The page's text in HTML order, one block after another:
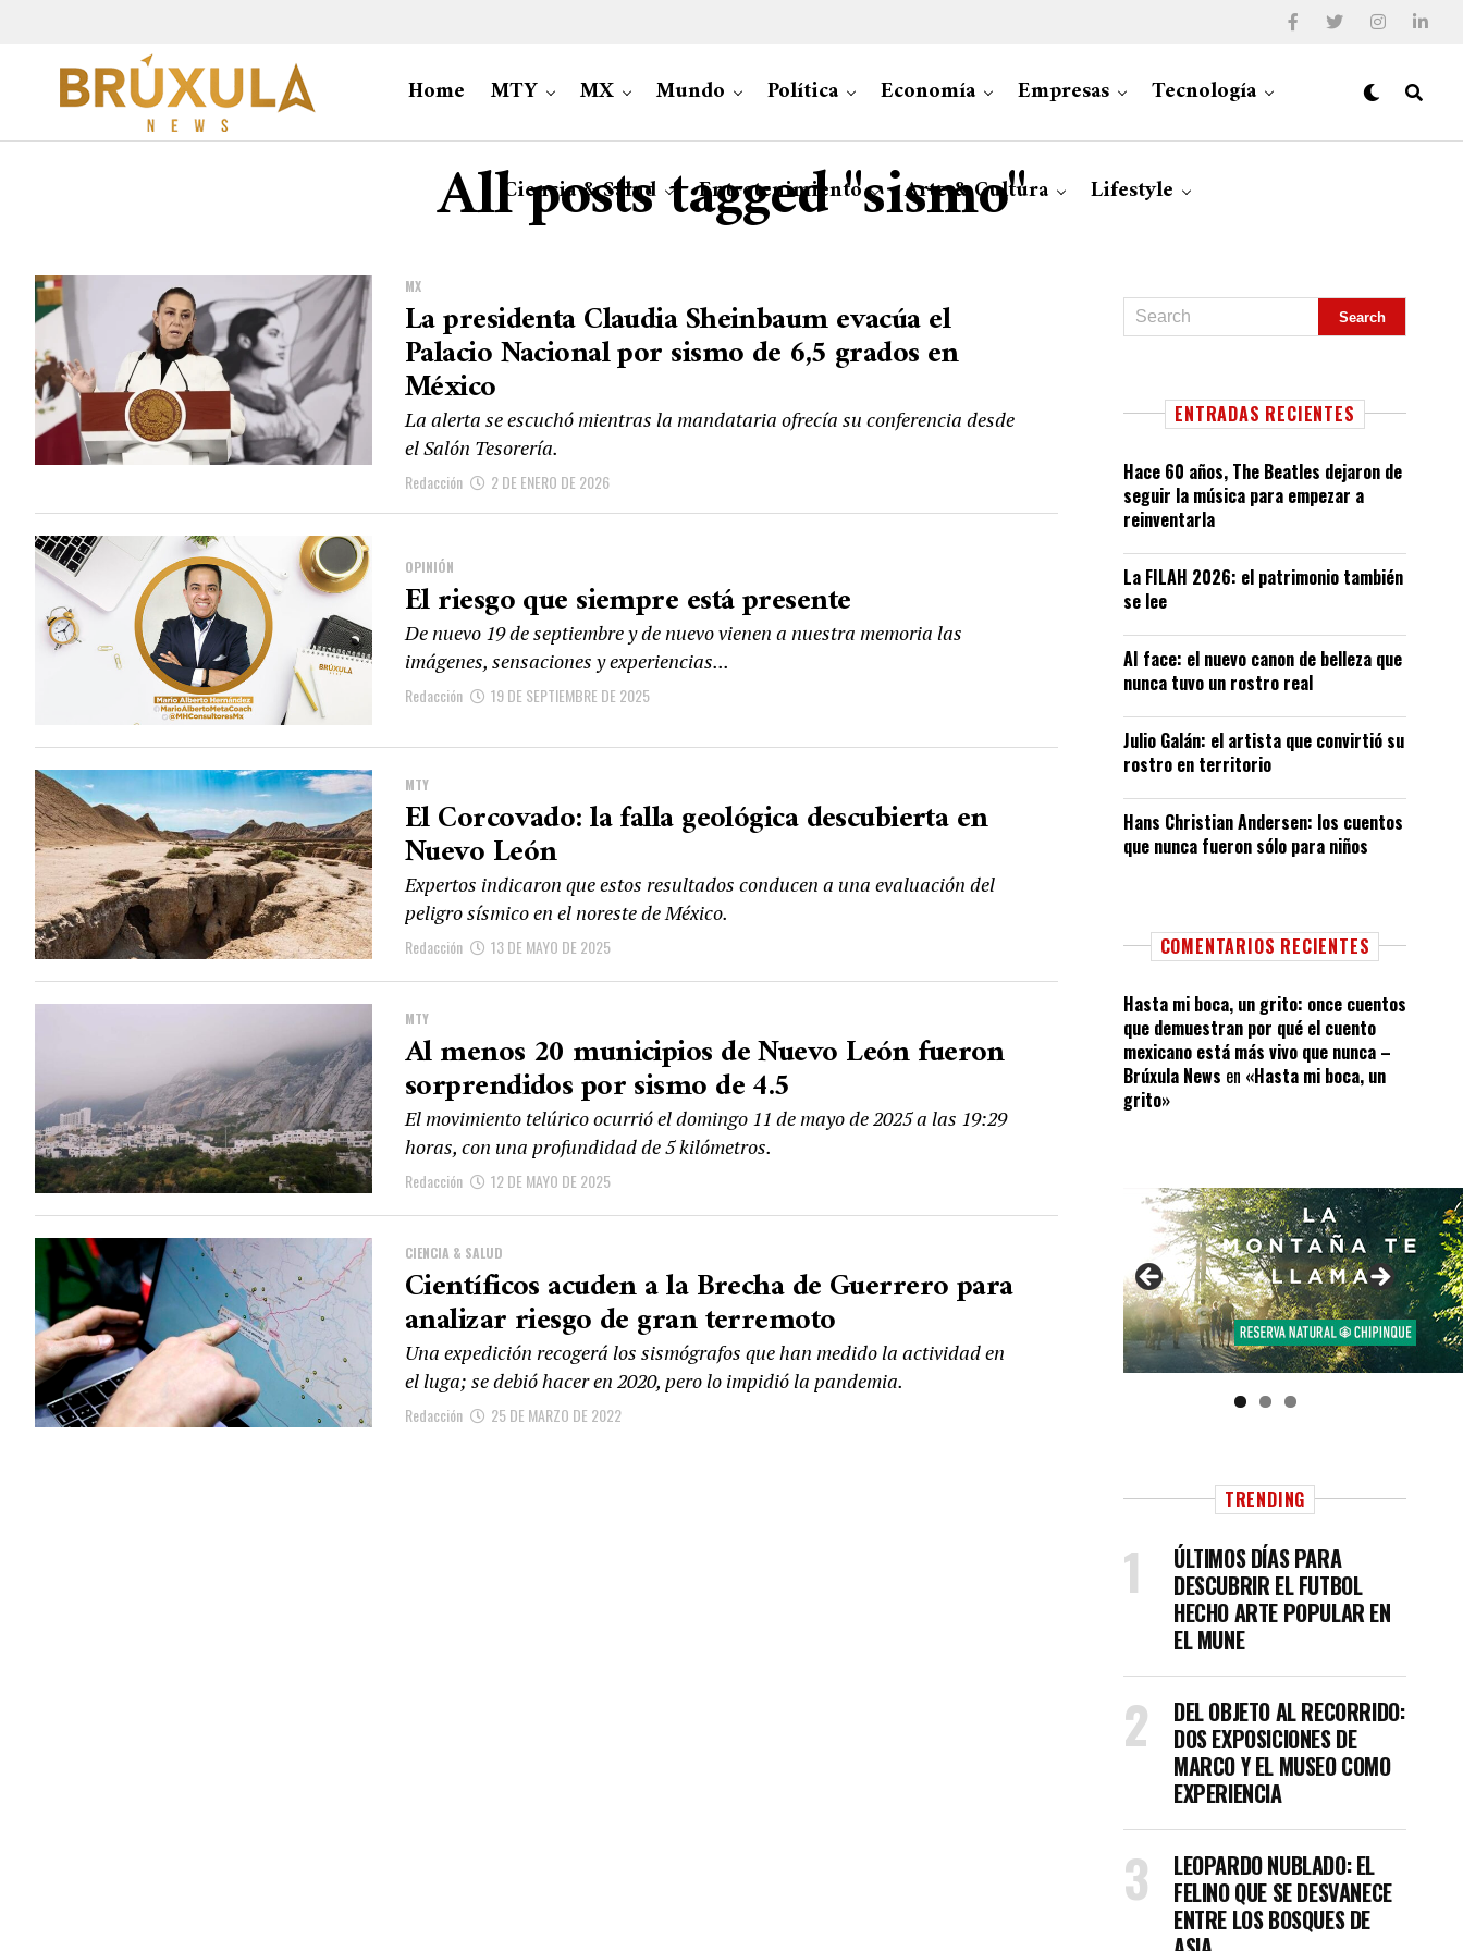
Home MTY MX Mundo Política Economía Empresas Tecnología
Ciencia & Salud Entretenimiento Arte & Cultura Lifestyle
All posts tagged "sismo"
MX
La presidenta Claudia Sheinbaum evacúa el
Palacio Nacional por sismo de 6,5 grados en
México
La alerta se escuchó mientras la mandataria ofrecía su conferencia desde
el Salón Tesorería.
Redacción 2 DE ENERO DE 2026
OPINIÓN
El riesgo que siempre está presente
De nuevo 19 de septiembre y de nuevo vienen a nuestra memoria las
imágenes, sensaciones y experiencias...
Redacción 19 DE SEPTIEMBRE DE 2025
MTY
El Corcovado: la falla geológica descubierta en
Nuevo León
Expertos indicaron que estos resultados conducen a una evaluación del
peligro sísmico en el noreste de México.
Redacción 13 DE MAYO DE 2025
MTY
Al menos 20 municipios de Nuevo León fueron
sorprendidos por sismo de 4.5
El movimiento telúrico ocurrió el domingo 11 de mayo de 2025 a las 19:29
horas, con una profundidad de 5 kilómetros.
Redacción 12 DE MAYO DE 2025
CIENCIA & SALUD
Científicos acuden a la Brecha de Guerrero para
analizar riesgo de gran terremoto
Una expedición recogerá los sismógrafos que han medido la actividad en
el luga; se debió hacer en 2020, pero lo impidió la pandemia.
Redacción 25 DE MARZO DE 2022
ENTRADAS RECIENTES
Hace 60 años, The Beatles dejaron de
seguir la música para empezar a
reinventarla
La FILAH 2026: el patrimonio también
se lee
AI face: el nuevo canon de belleza que
nunca tuvo un rostro real
Julio Galán: el artista que convirtió su
rostro en territorio
Hans Christian Andersen: los cuentos
que nunca fueron sólo para niños
COMENTARIOS RECIENTES
Hasta mi boca, un grito: once cuentos
que demuestran por qué el cuento
mexicano está más vivo que nunca –
Brúxula News en «Hasta mi boca, un
grito»
TRENDING
ÚLTIMOS DÍAS PARA
DESCUBRIR EL FUTBOL
HECHO ARTE POPULAR EN
EL MUNE
DEL OBJETO AL RECORRIDO:
DOS EXPOSICIONES DE
MARCO Y EL MUSEO COMO
EXPERIENCIA
LEOPARDO NUBLADO: EL
FELINO QUE SE DESVANECE
ENTRE LOS BOSQUES DE